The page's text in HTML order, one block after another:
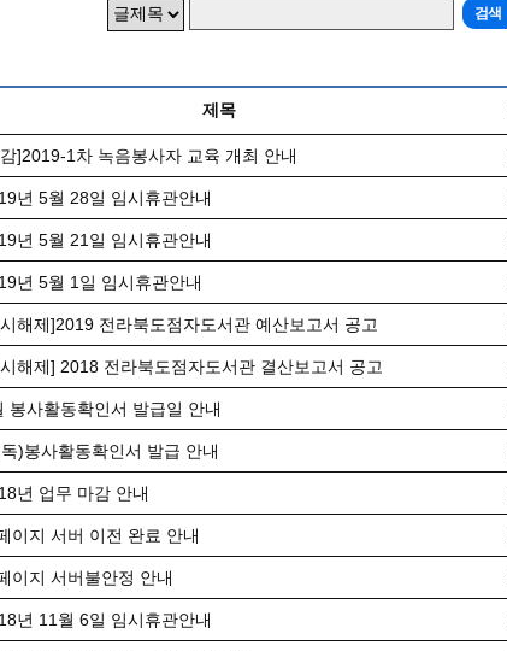
제목
]2019-1차 녹음봉사자 교육 개최 안내
년 5월 28일 임시휴관안내
년 5월 21일 임시휴관안내
년 5월 1일 임시휴관안내
해제]2019 전라북도점자도서관 예산보고서 공고
해제] 2018 전라북도점자도서관 결산보고서 공고
봉사활동확인서 발급일 안내
)봉사활동확인서 발급 안내
년 업무 마감 안내
이지 서버 이전 완료 안내
이지 서버불안정 안내
년 11월 6일 임시휴관안내